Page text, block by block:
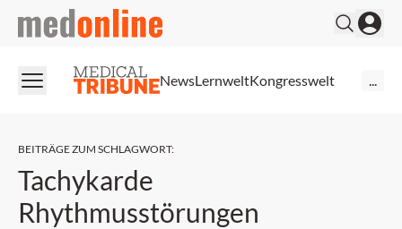
medonline
NewsLernweltKongresswelt
BEITRÄGE ZUM SCHLAGWORT:
Tachykarde
Rhythmusstörungen